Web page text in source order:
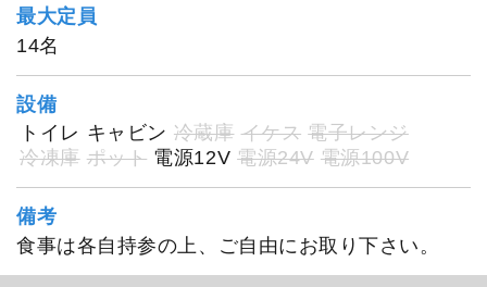
最大定員
14名
設備
トイレ キャビン 冷蔵庫 イケス 電子レンジ
冷凍庫 ポット 電源12V 電源24V 電源100V
備考
食事は各自持参の上、ご自由にお取り下さい。
辰丸